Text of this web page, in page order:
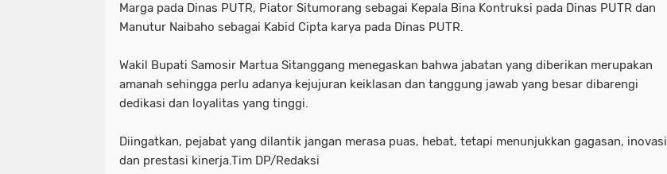
Marga pada Dinas PUTR, Piator Situmorang sebagai Kepala Bina Kontruksi pada Dinas PUTR dan
Manutur Naibaho sebagai Kabid Cipta karya pada Dinas PUTR.
Wakil Bupati Samosir Martua Sitanggang menegaskan bahwa jabatan yang diberikan merupakan
amanah sehingga perlu adanya kejujuran keiklasan dan tanggung jawab yang besar dibarengi
dedikasi dan loyalitas yang tinggi.
Diingatkan, pejabat yang dilantik jangan merasa puas, hebat, tetapi menunjukkan gagasan, inovasi
dan prestasi kinerja.Tim DP/Redaksi